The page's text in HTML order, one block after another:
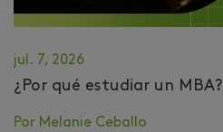
jul. 7, 2026
¿Por qué estudiar un MBA?
Por Melanie Ceballo